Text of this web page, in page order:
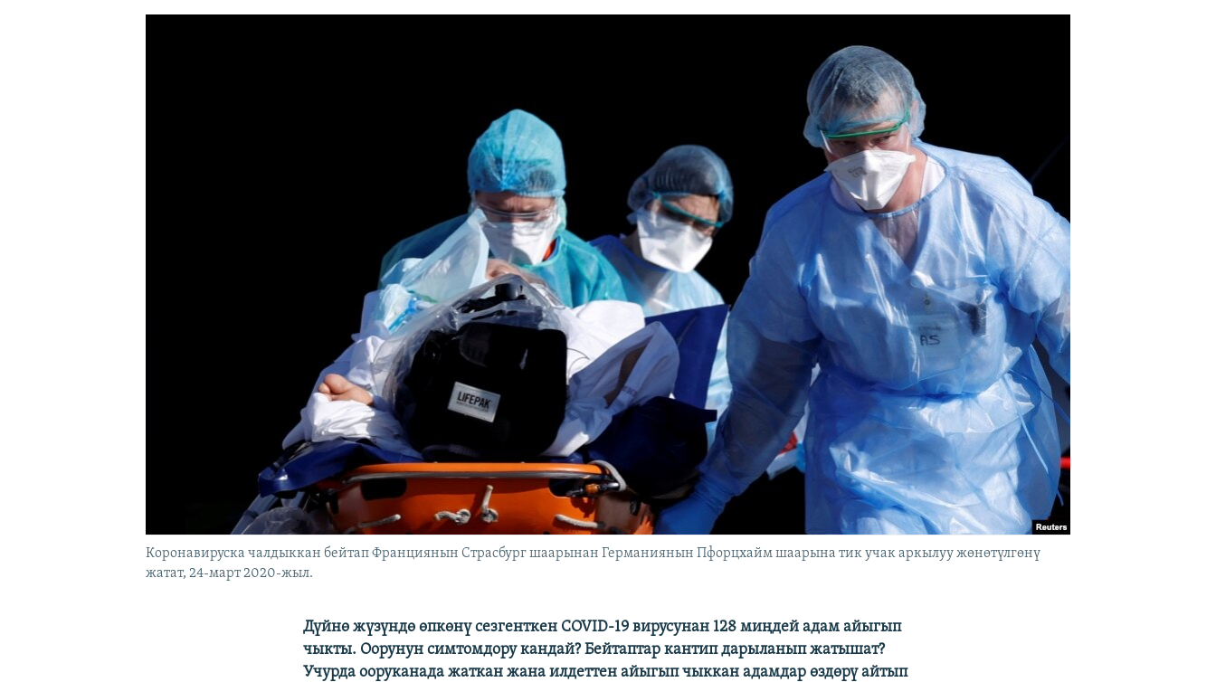
Коронавируска чалдыккан бейтап Франциянын Страсбург шаарынан Германиянын Пфорцхайм шаарына тик учак аркылуу жөнөтүлгөнү
жатат, 24-март 2020-жыл.
Дүйнө жүзүндө өпкөнү сезгенткен COVID-19 вирусунан 128 миңдей адам айыгып
чыкты. Оорунун симтомдору кандай? Бейтаптар кантип дарыланып жатышат?
Учурда ооруканада жаткан жана илдеттен айыгып чыккан адамдар өздөрү айтып